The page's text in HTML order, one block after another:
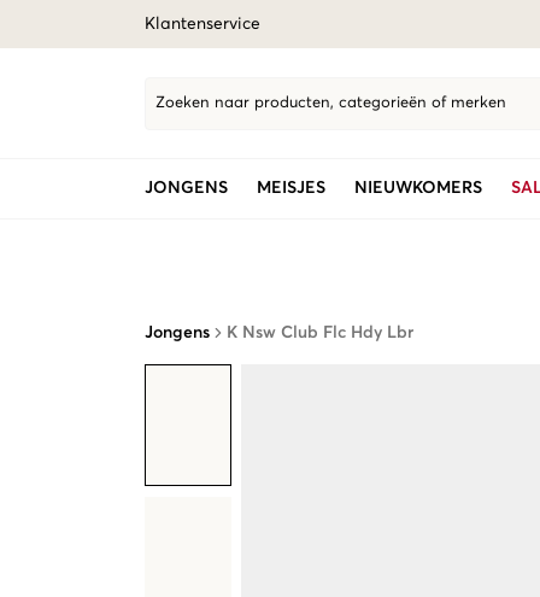
Klantenservice
Zoeken naar producten, categorieën of merken
JONGENS MEISJES NIEUWKOMERS
Jongens K Nsw Club Flc Hdy Lbr